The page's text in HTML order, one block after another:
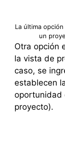
La última
un
Otra opción
la vista de
caso, se
establecen
oportunidad
proyecto).